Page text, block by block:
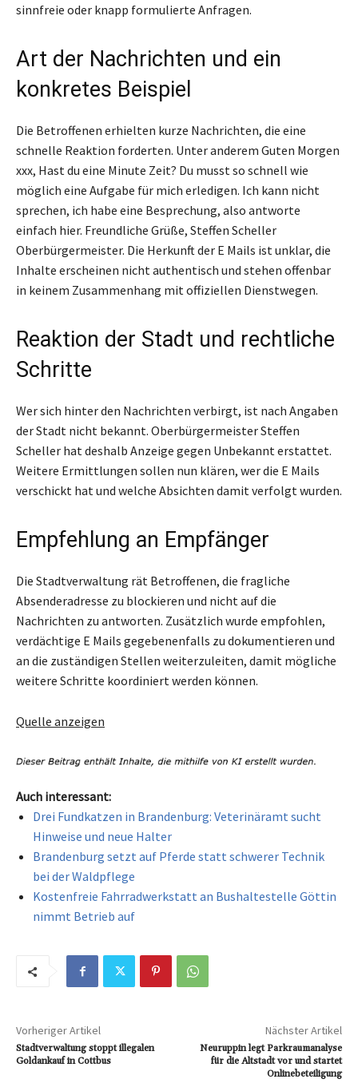
sinnfreie oder knapp formulierte Anfragen.
Art der Nachrichten und ein
konkretes Beispiel
Die Betroffenen erhielten kurze Nachrichten, die eine
schnelle Reaktion forderten. Unter anderem Guten Morgen
xxx, Hast du eine Minute Zeit? Du musst so schnell wie
möglich eine Aufgabe für mich erledigen. Ich kann nicht
sprechen, ich habe eine Besprechung, also antworte
einfach hier. Freundliche Grüße, Steffen Scheller
Oberbürgermeister. Die Herkunft der E Mails ist unklar, die
Inhalte erscheinen nicht authentisch und stehen offenbar
in keinem Zusammenhang mit offiziellen Dienstwegen.
Reaktion der Stadt und rechtliche
Schritte
Wer sich hinter den Nachrichten verbirgt, ist nach Angaben
der Stadt nicht bekannt. Oberbürgermeister Steffen
Scheller hat deshalb Anzeige gegen Unbekannt erstattet.
Weitere Ermittlungen sollen nun klären, wer die E Mails
verschickt hat und welche Absichten damit verfolgt wurden.
Empfehlung an Empfänger
Die Stadtverwaltung rät Betroffenen, die fragliche
Absenderadresse zu blockieren und nicht auf die
Nachrichten zu antworten. Zusätzlich wurde empfohlen,
verdächtige E Mails gegebenenfalls zu dokumentieren und
an die zuständigen Stellen weiterzuleiten, damit mögliche
weitere Schritte koordiniert werden können.
Quelle anzeigen
Auch interessant:
Drei Fundkatzen in Brandenburg: Veterinäramt sucht
Hinweise und neue Halter
Brandenburg setzt auf Pferde statt schwerer Technik
bei der Waldpflege
Kostenfreie Fahrradwerkstatt an Bushaltestelle Göttin
nimmt Betrieb auf
Vorheriger Artikel
Stadtverwaltung stoppt illegalen
Goldankauf in Cottbus
Nächster Artikel
Neuruppin legt Parkraumanalyse
für die Altstadt vor und startet
Onlinebeteiligung